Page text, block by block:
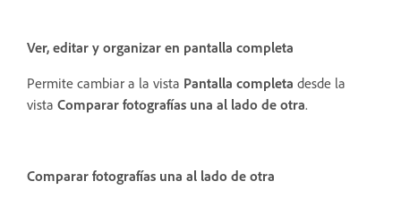
Ver, editar y organizar en pantalla completa
Permite cambiar a la vista Pantalla completa desde la
vista Comparar fotografías una al lado de otra.
Comparar fotografías una al lado de otra